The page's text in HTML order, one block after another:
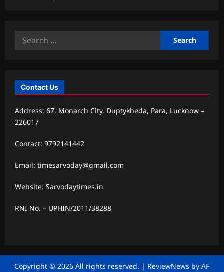
Search
Contact Us
Address: 67, Monarch City, Duptykheda, Para, Lucknow –
226017
Contact: 9792141442
Email: timesarvoday@gmail.com
Website: Sarvodaytimes.in
RNI No. – UPHIN/2011/38288
Copyright © 2026 All rights reserved. | ReviewNews by AF